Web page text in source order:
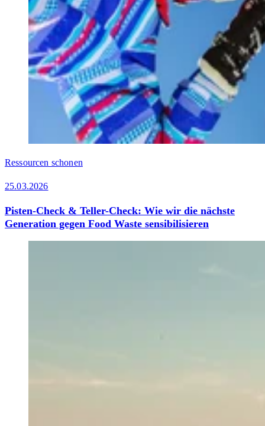
Ressourcen schonen
25.03.2026
Pisten-Check & Teller-Check: Wie wir die nächste
Generation gegen Food Waste sensibilisieren